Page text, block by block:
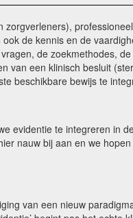
de kennis en de
de zoekmethodes,
van een klinisch besluit
beschikbare bewijs te
evidentie te integreren in
nauw bij aan en we
van een nieuw